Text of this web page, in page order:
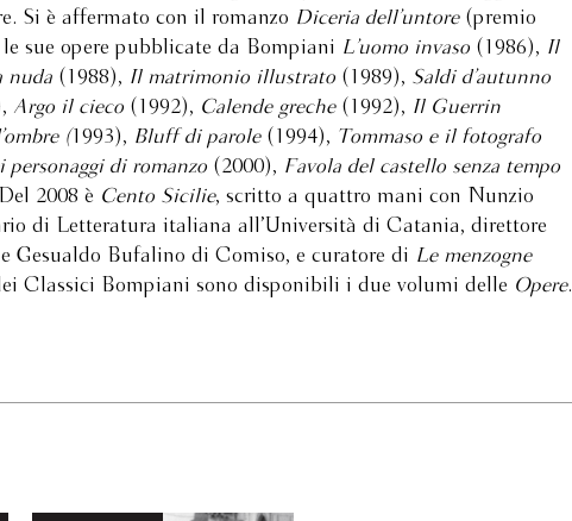
Si è affermato con il romanzo Diceria dell’untore(premio
sue opere pubblicate da Bompiani L’uomo invaso (1986), Il
nuda (1988), Il matrimonio illustrato (1989), Saldi d’autunno
Argo il cieco (1992), Calende greche(1992), Il Guerrin
( 1993), Bluff di parole(1994), Tommaso e il fotografo
personaggi di romanzo (2000), Favola del castello senza tempo
2008 è Cento Sicilie, scritto a quattro mani con Nunzio
di Letteratura italiana all’Università di Catania, direttore
Gesualdo Bufalino di Comiso, e curatore di Le menzogne
Classici Bompiani sono disponibili i due volumi delle Opere.